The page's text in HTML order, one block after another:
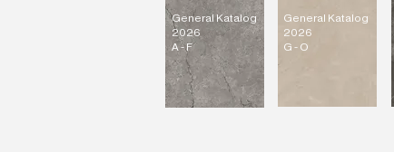
General Katalog
2026
G - O
General Katalog
2026
A - F